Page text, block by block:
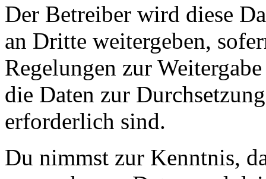
Der Betreiber wird diese
an Dritte weitergeben,
Regelungen zur
die Daten zur
erforderlich sind.
Du nimmst zur Kenntnis,